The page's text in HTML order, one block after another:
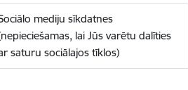
mediju sīkdatnes
lai Jūs varētu dalīties
saturu sociālajos tīklos)